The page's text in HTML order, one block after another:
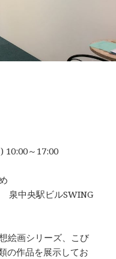
10:00～17:00
泉中央駅ビルSWING
絵画シリーズ、こび
の作品を展示してお